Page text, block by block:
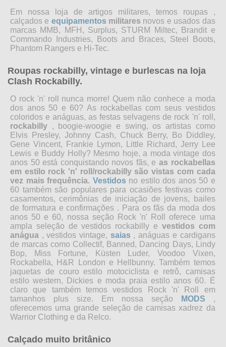
Em nossa loja de artigos militares, temos roupas ,
calçados e equipamentos militares novos e usados ​​das
marcas MMB, MFH, Surplus, STURM Miltec, Brandit e
Commando Industries, Boots and Braces, Steel Boots,
Phantom Rangers e Hi-Tec.
Roupas rockabilly, vintage e burlescas na loja
Clash Rockabilly.
O rock 'n' roll nunca morre! Quem não conhece a moda
dos anos 50 e 60? As rockabellas com seus vestidos
coloridos e anáguas, as festas selvagens de rock 'n' roll,
rockabilly , boogie-woogie e swing, os artistas como
Elvis Presley, Johnny Cash, Chuck Berry, Bo Diddley,
Gene Vincent, Frankie Lymon, Little Richard, Jerry Lee
Lewis e Buddy Holly? Mesmo hoje, a moda vintage dos
anos 50 está conquistando novos fãs, eas rockabellas
em estilo rock 'n' roll/rockabilly são vistas com cada
vez mais frequência. Vestidosno estilo dos anos 50 e
60 também são populares para ocasiões festivas como
casamentos, cerimônias de iniciação de jovens, bailes
de formatura e confirmações . Para os fãs da moda dos
anos 50 e 60, nossa seção Rock 'n' Roll oferece uma
ampla seleção de vestidos rockabilly e vestidos com
anágua , vestidos vintage, saias, anáguas e cardigans
de marcas como Collectif, Banned, Dancing Days, Lindy
Bop, Miss Fortune, Küsten Luder, Voodoo Vixen,
Rockabella, H&R London e Hellbunny. Também temos
jaquetas de couro estilo motociclista e retrô, camisas
estilo western, Dickies e moda praia estilo anos 60. É
claro que também temos vestidos Rock 'n' Roll em
tamanhos plus size. Em nossa seção
MODS ,
oferecemos uma grande seleção de camisas xadrez da
Warrior Clothing e da Relco.
Calçado muito britânico